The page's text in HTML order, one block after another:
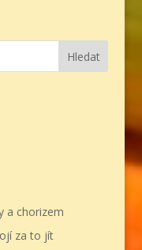
Hledat
a chorizem
za to jít